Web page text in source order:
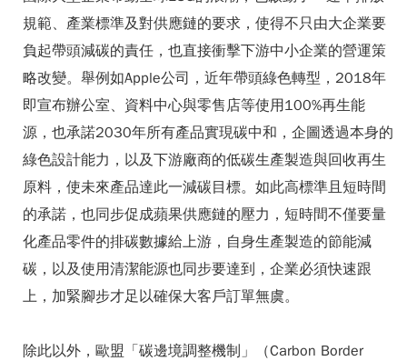
規範、產業標準及對供應鏈的要求，使得不只由大企業要
負起帶頭減碳的責任，也直接衝擊下游中小企業的營運策
略改變。舉例如Apple公司，近年帶頭綠色轉型，2018年
即宣布辦公室、資料中心與零售店等使用100%再生能
源，也承諾2030年所有產品實現碳中和，企圖透過本身的
綠色設計能力，以及下游廠商的低碳生產製造與回收再生
原料，使未來產品達此一減碳目標。如此高標準且短時間
的承諾，也同步促成蘋果供應鏈的壓力，短時間不僅要量
化產品零件的排碳數據給上游，自身生產製造的節能減
碳，以及使用清潔能源也同步要達到，企業必須快速跟
上，加緊腳步才足以確保大客戶訂單無虞。
除此以外，歐盟「碳邊境調整機制」（Carbon Border